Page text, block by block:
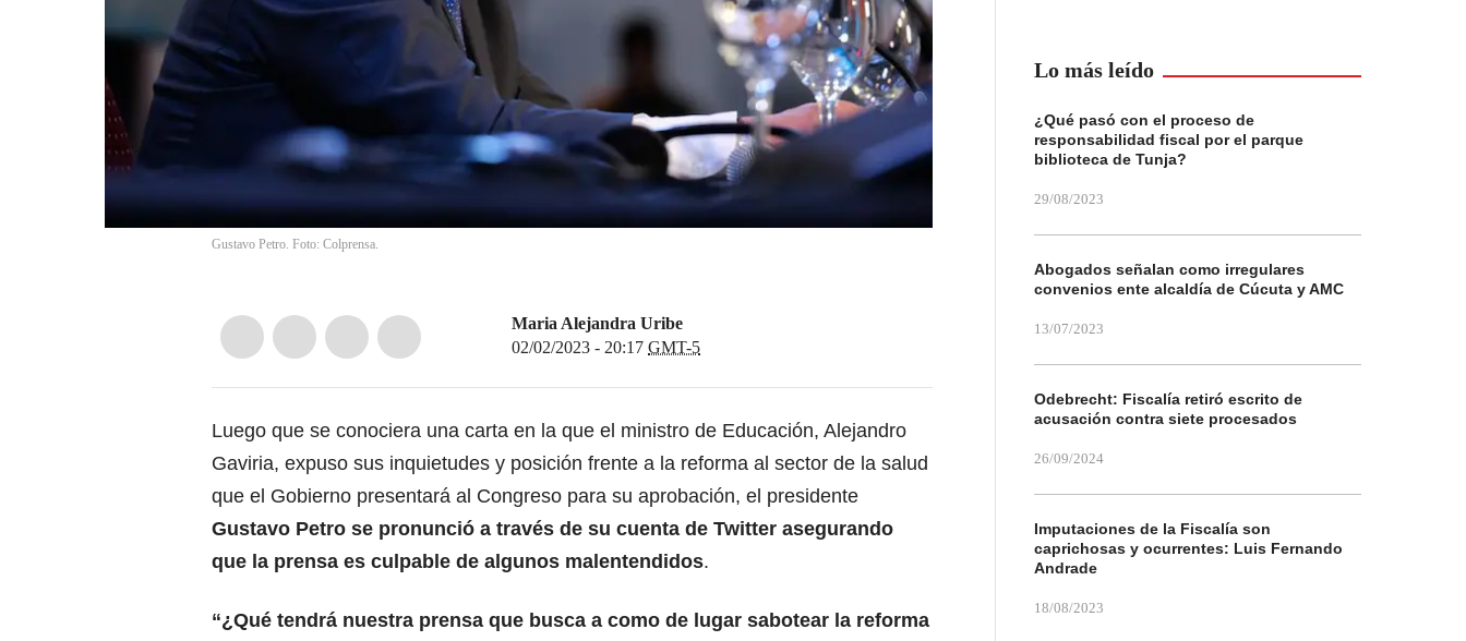
Gustavo Petro. Foto: Colprensa.
Maria Alejandra Uribe
02/02/2023 - 20:17 GMT-5
Luego que se conociera una carta en la que el ministro de Educación, Alejandro
Gaviria, expuso sus inquietudes y posición frente a la reforma al sector de la salud
que el Gobierno presentará al Congreso para su aprobación, el presidente
Gustavo Petro se pronunció a través de su cuenta de Twitter asegurando
que la prensa es culpable de algunos malentendidos.
“¿Qué tendrá nuestra prensa que busca a como de lugar sabotear la reforma
Lo más leído
¿Qué pasó con el proceso de
responsabilidad fiscal por el parque
biblioteca de Tunja?
29/08/2023
Abogados señalan como irregulares
convenios ente alcaldía de Cúcuta y AMC
13/07/2023
Odebrecht: Fiscalía retiró escrito de
acusación contra siete procesados
26/09/2024
Imputaciones de la Fiscalía son
caprichosas y ocurrentes: Luis Fernando
Andrade
18/08/2023